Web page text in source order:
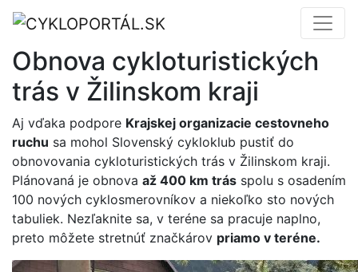
Obnova cykloturistických
trás v Žilinskom kraji
Aj vďaka podpore Krajskej organizacie cestovneho
ruchu sa mohol Slovenský cykloklub pustiť do
obnovovania cykloturistických trás v Žilinskom kraji.
Plánovaná je obnova až 400 km trás spolu s osadením
100 nových cyklosmerovníkov a niekoľko sto nových
tabuliek. Nezľaknite sa, v teréne sa pracuje naplno,
preto môžete stretnúť značkárov priamo v teréne.